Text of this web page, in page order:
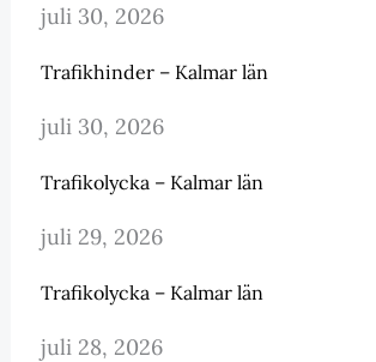
juli 30, 2026
Trafikhinder – Kalmar län
juli 30, 2026
Trafikolycka – Kalmar län
juli 29, 2026
Trafikolycka – Kalmar län
juli 28, 2026